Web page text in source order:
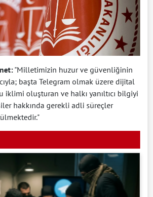
"Milletimizin huzur ve güvenliğinin
başta Telegram olmak üzere dijital
iklimi oluşturan ve halkı yanıltıcı bilgiyi
hakkında gerekli adli süreçler